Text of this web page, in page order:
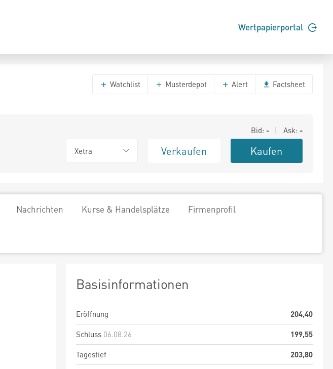
Wertpapierportal
Watchlist Musterdepot Alert Factsheet
Bid: - | Ask: -
Xetra Verkaufen Kaufen
Nachrichten Kurse & Handelsplätze Firmenprofil
Basisinformationen
Eröffnung
204,40
Schluss 06.08.26
199,55
Tagestief
203,80